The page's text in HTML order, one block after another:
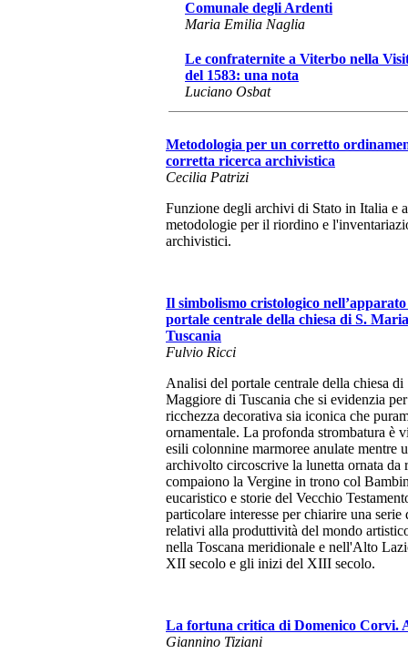
Comunale degli Ardenti
Maria Emilia Naglia
Le confraternite a Viterbo nella
del 1583: una nota
Luciano Osbat
Metodologia per un corretto
corretta ricerca archivistica
Cecilia Patrizi
Funzione degli archivi di Stato in Italia e
metodologie per il riordino e
archivistici.
Il simbolismo cristologico
portale centrale della chiesa di S.
Tuscania
Fulvio Ricci
Analisi del portale centrale della chiesa di
Maggiore di Tuscania che si evidenzia
ricchezza decorativa sia iconica che
ornamentale. La profonda strombatura è
esili colonnine marmoree anulate mentre
archivolto circoscrive la lunetta ornata
compaiono la Vergine in trono col
eucaristico e storie del Vecchio
particolare interesse per chiarire una
relativi alla produttività del mondo
nella Toscana meridionale e nell'Alto
XII secolo e gli inizi del XIII secolo.
La fortuna critica di Domenico Corvi.
Giannino Tiziani